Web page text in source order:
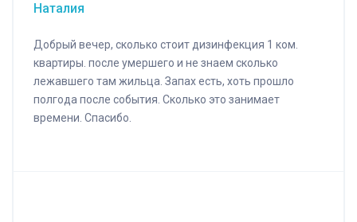
Наталия
Добрый вечер, сколько стоит дизинфекция 1 ком.
квартиры. после умершего и не знаем сколько
лежавшего там жильца. Запах есть, хоть прошло
полгода после события. Сколько это занимает
времени. Спасибо.